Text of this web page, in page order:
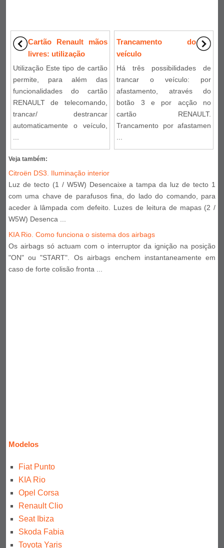
Cartão Renault mãos
livres: utilização
Utilização Este tipo de cartão
permite, para além das
funcionalidades do cartão
RENAULT de telecomando,
trancar/ destrancar
automaticamente o veículo,
Trancamento do
veículo
Há três possibilidades de
trancar o veículo: por
afastamento, através do
botão 3 e por acção no
cartão RENAULT.
Trancamento por afastamen
Veja também:
Citroën DS3. Iluminação interior
Luz de tecto (1 / W5W) Desencaixe a tampa da luz de tecto 1
com uma chave de parafusos fina, do lado do comando, para
aceder à lâmpada com defeito. Luzes de leitura de mapas (2 /
W5W) Desenca ...
KIA Rio. Como funciona o sistema dos airbags
Os airbags só actuam com o interruptor da ignição na posição
"ON" ou "START". Os airbags enchem instantaneamente em
caso de forte colisão fronta ...
Modelos
Fiat Punto
KIA Rio
Opel Corsa
Renault Clio
Seat Ibiza
Skoda Fabia
Toyota Yaris